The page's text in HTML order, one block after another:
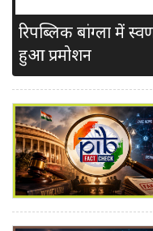
रिपब्लिक बांग्ला में
हुआ प्रमोशन